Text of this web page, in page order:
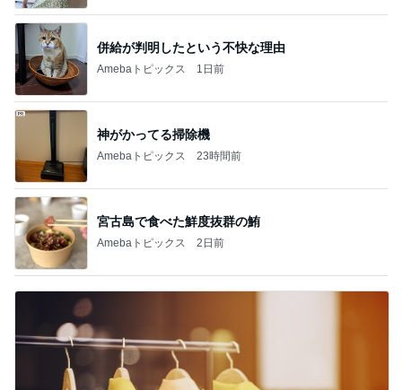
併給が判明したという不快な理由
Amebaトピックス 1日前
神がかってる掃除機
Amebaトピックス 23時間前
宮古島で食べた鮮度抜群の鮪
Amebaトピックス 2日前